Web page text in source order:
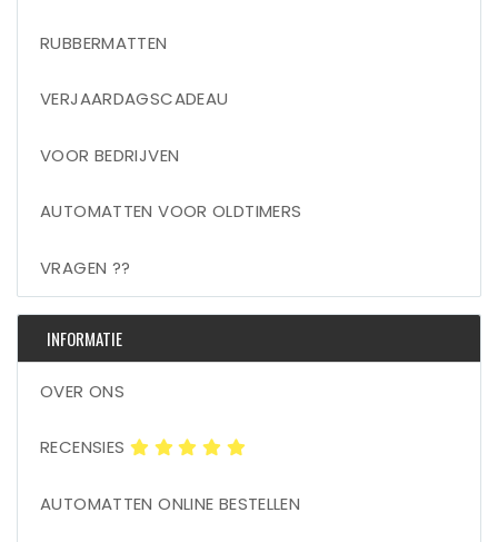
RUBBERMATTEN
VERJAARDAGSCADEAU
VOOR BEDRIJVEN
AUTOMATTEN VOOR OLDTIMERS
VRAGEN ??
INFORMATIE
OVER ONS
RECENSIES
AUTOMATTEN ONLINE BESTELLEN